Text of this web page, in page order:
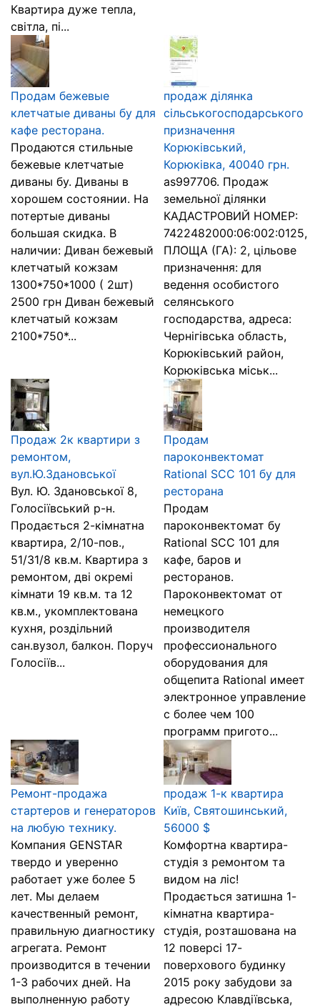
Квартира дуже тепла,
світла, пі...
Продам бежевые
клетчатые диваны бу для
кафе ресторана.
Продаются стильные
бежевые клетчатые
диваны бу. Диваны в
хорошем состоянии. На
потертые диваны
большая скидка. В
наличии: Диван бежевый
клетчатый кожзам
1300*750*1000 ( 2шт)
2500 грн Диван бежевый
клетчатый кожзам
2100*750*...
продаж ділянка
сільськогосподарського
призначення
Корюківський,
Корюківка, 40040 грн.
as997706. Продаж
земельної ділянки
КАДАСТРОВИЙ НОМЕР:
7422482000:06:002:0125,
ПЛОЩА (ГА): 2, цільове
призначення: для
ведення особистого
селянського
господарства, адреса:
Чернігівська область,
Корюківський район,
Корюківська міськ...
Продаж 2к квартири з
ремонтом,
вул.Ю.Здановської
Вул. Ю. Здановської 8,
Голосіївський р-н.
Продається 2-кімнатна
квартира, 2/10-пов.,
51/31/8 кв.м. Квартира з
ремонтом, дві окремі
кімнати 19 кв.м. та 12
кв.м., укомплектована
кухня, роздільний
сан.вузол, балкон. Поруч
Голосіїв...
Продам
пароконвектомат
Rational SCC 101 бу для
ресторана
Продам
пароконвектомат бу
Rational SCC 101 для
кафе, баров и
ресторанов.
Пароконвектомат от
немецкого
производителя
профессионального
оборудования для
общепита Rational имеет
электронное управление
с более чем 100
программ пригото...
Ремонт-продажа
стартеров и генераторов
на любую технику.
Компания GENSTAR
твердо и уверенно
работает уже более 5
лет. Мы делаем
качественный ремонт,
правильную диагностику
агрегата. Ремонт
производится в течении
1-3 рабочих дней. На
выполненную работу
продаж 1-к квартира
Київ, Святошинський,
56000 $
Комфортна квартира-
студія з ремонтом та
видом на ліс!
Продається затишна 1-
кімнатна квартира-
студія, розташована на
12 поверсі 17-
поверхового будинку
2015 року забудови за
адресою Клавдіївська,